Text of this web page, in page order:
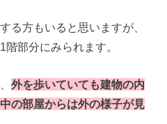
る方もいると思いますが、
部分にみられます。
外を歩いていても建物の内
の部屋からは外の様子が見